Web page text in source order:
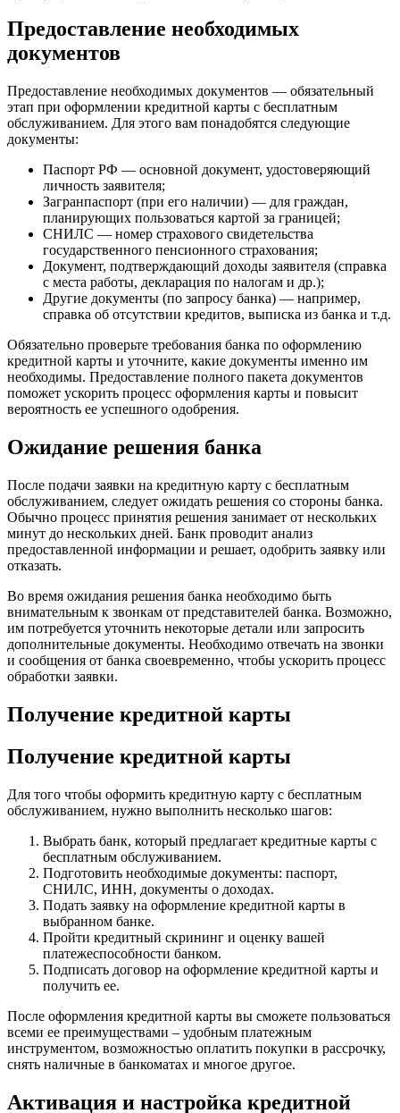
Предоставление необходимых
документов
Предоставление необходимых документов — обязательный
этап при оформлении кредитной карты с бесплатным
обслуживанием. Для этого вам понадобятся следующие
документы:
Паспорт РФ — основной документ, удостоверяющий
личность заявителя;
Загранпаспорт (при его наличии) — для граждан,
планирующих пользоваться картой за границей;
СНИЛС — номер страхового свидетельства
государственного пенсионного страхования;
Документ, подтверждающий доходы заявителя (справка
с места работы, декларация по налогам и др.);
Другие документы (по запросу банка) — например,
справка об отсутствии кредитов, выписка из банка и т.д.
Обязательно проверьте требования банка по оформлению
кредитной карты и уточните, какие документы именно им
необходимы. Предоставление полного пакета документов
поможет ускорить процесс оформления карты и повысит
вероятность ее успешного одобрения.
Ожидание решения банка
После подачи заявки на кредитную карту с бесплатным
обслуживанием, следует ожидать решения со стороны банка.
Обычно процесс принятия решения занимает от нескольких
минут до нескольких дней. Банк проводит анализ
предоставленной информации и решает, одобрить заявку или
отказать.
Во время ожидания решения банка необходимо быть
внимательным к звонкам от представителей банка. Возможно,
им потребуется уточнить некоторые детали или запросить
дополнительные документы. Необходимо отвечать на звонки
и сообщения от банка своевременно, чтобы ускорить процесс
обработки заявки.
Получение кредитной карты
Получение кредитной карты
Для того чтобы оформить кредитную карту с бесплатным
обслуживанием, нужно выполнить несколько шагов:
Выбрать банк, который предлагает кредитные карты с
бесплатным обслуживанием.
Подготовить необходимые документы: паспорт,
СНИЛС, ИНН, документы о доходах.
Подать заявку на оформление кредитной карты в
выбранном банке.
Пройти кредитный скрининг и оценку вашей
платежеспособности банком.
Подписать договор на оформление кредитной карты и
получить ее.
После оформления кредитной карты вы сможете пользоваться
всеми ее преимуществами – удобным платежным
инструментом, возможностью оплатить покупки в рассрочку,
снять наличные в банкоматах и многое другое.
Активация и настройка кредитной